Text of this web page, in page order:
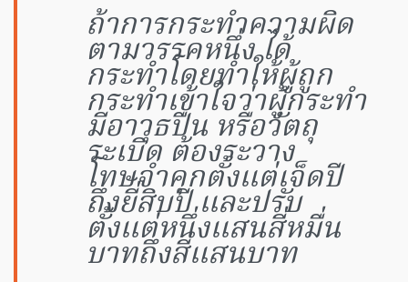
ถ้าการกระทำความผิด
ตามวรรคหนึ่ง ได้
กระทำโดยทำให้ผู้ถูก
กระทำเข้าใจว่าผู้กระทำ
มีอาวุธปืน หรือวัตถุ
ระเบิด ต้องระวาง
โทษจำคุกตั้งแต่เจ็ดปี
ถึงยี่สิบปี และปรับ
ตั้งแต่หนึ่งแสนสี่หมื่น
บาทถึงสี่แสนบาท